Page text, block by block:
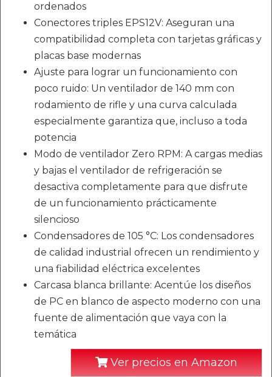
ordenados
Conectores triples EPS12V: Aseguran una
compatibilidad completa con tarjetas gráficas y
placas base modernas
Ajuste para lograr un funcionamiento con
poco ruido: Un ventilador de 140 mm con
rodamiento de rifle y una curva calculada
especialmente garantiza que, incluso a toda
potencia
Modo de ventilador Zero RPM: A cargas medias
y bajas el ventilador de refrigeración se
desactiva completamente para que disfrute
de un funcionamiento prácticamente
silencioso
Condensadores de 105 °C: Los condensadores
de calidad industrial ofrecen un rendimiento y
una fiabilidad eléctrica excelentes
Carcasa blanca brillante: Acentúe los diseños
de PC en blanco de aspecto moderno con una
fuente de alimentación que vaya con la
temática
Ver precios en Amazon